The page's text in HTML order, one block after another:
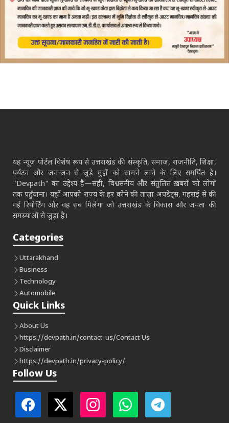
यह न्यूज़ पोर्टल विशेष रूप से उत्तराखंड की संस्कृति, समाज, राजनीति, शिक्षा,
पर्यटन और जन-जन से जुड़े मुद्दों को सामने लाने के लिए समर्पित है।
"Devpath" का उद्देश्य है—सही, विश्वसनीय और संतुलित ख़बरों को लोगों
तक पहुँचाना। यहाँ आपको राज्य के हर कोने की ताज़ा अपडेट्स, गहराई से की
गई रिपोर्टिंग और वह सब मिलेगा जो उत्तराखंड के विकास और जनता की
समस्याओं से जुड़ा है।
Categories
Uttarakhand
Business
Technology
Automobile
Quick Links
About Us
https://devpath.in/contact-us/Contact Us
Disclaimer
https://devpath.in/privacy-policy/
Follow Us